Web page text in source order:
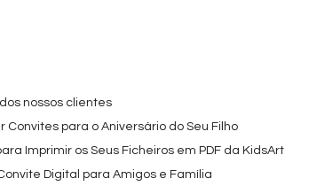
Preço
4,40 €
nossos clientes
Convites para o Aniversário do Seu Filho
Imprimir os Seus Ficheiros em PDF da KidsArt
Digital para Amigos e Família